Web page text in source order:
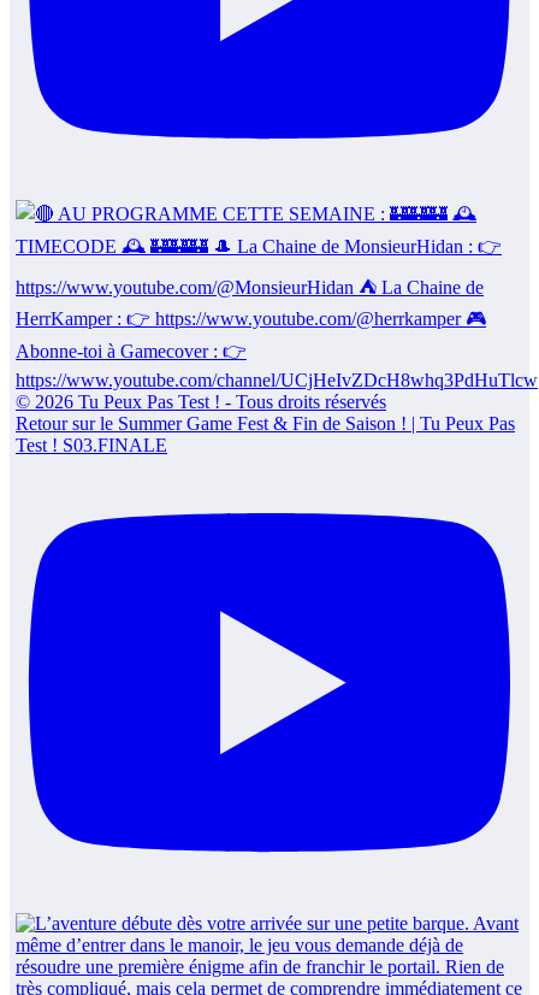
Retour sur le Summer Game Fest & Fin de Saison ! | Tu Peux Pas
Test ! S03.FINALE